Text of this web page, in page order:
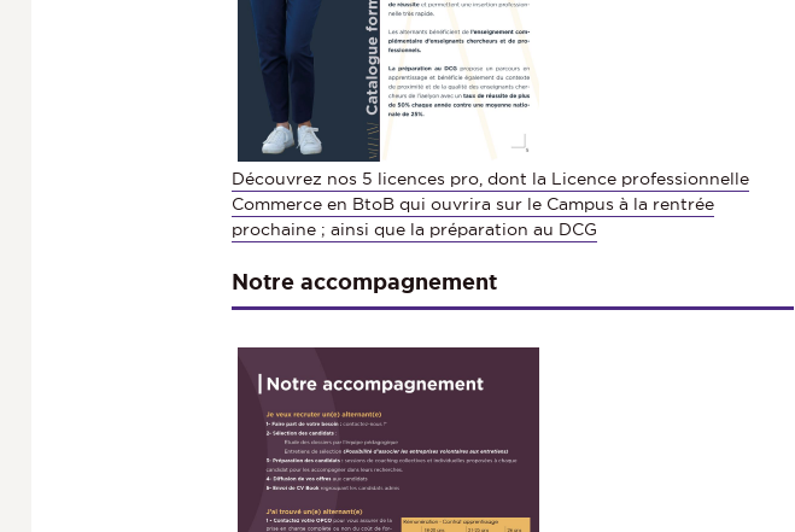
Découvrez nos 5 licences pro, dont la Licence professionnelle
Commerce en BtoB qui ouvrira sur le Campus à la rentrée
prochaine ; ainsi que la préparation au DCG
Notre accompagnement